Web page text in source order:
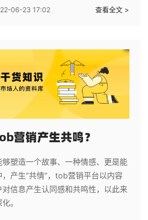
06-23 17:02 查看全文 >
营销产生共鸣？
塑造一个故事、一种情感、更是能
产生“共情”，tob营销平台以内容
信息产生认同感和共鸣性，以此来
。